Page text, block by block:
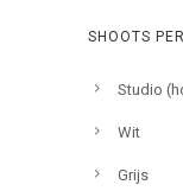
SHOOTS
Studio
Wit
Grijs